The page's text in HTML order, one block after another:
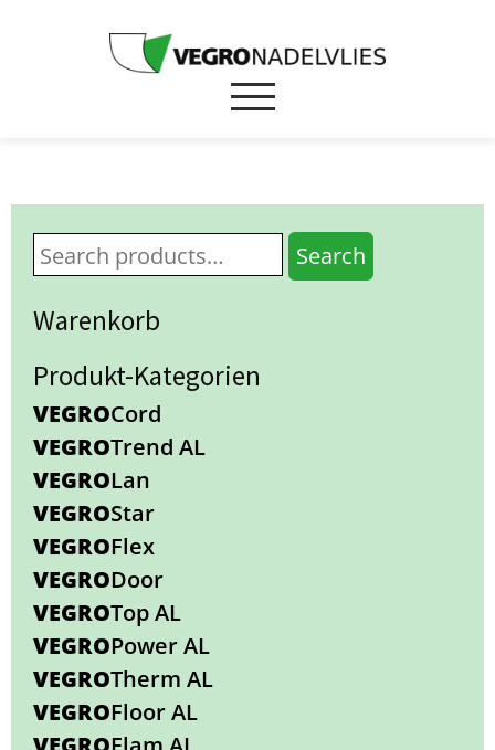
Search
Warenkorb
Produkt-Kategorien
VEGROCord
VEGROTrend AL
VEGROLan
VEGROStar
VEGROFlex
VEGRODoor
VEGROTop AL
VEGROPower AL
VEGROTherm AL
VEGROFloor AL